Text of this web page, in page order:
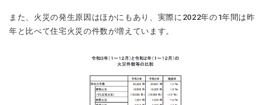
また、火災の発生原因はほかにもあり、実際に2022年の1年間は昨
年と比べて住宅火災の件数が増えています。